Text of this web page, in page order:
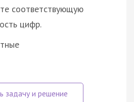
соответствующую
цифр.